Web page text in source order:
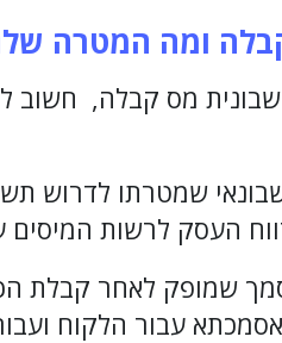
ומה המטרה
מס קבלה,
שמטרתו לדרוש
העסק לרשות
שמופק לאחר קבלת
עבור הלקוח